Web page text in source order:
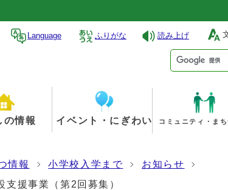
Language ふりがな 読み上げ
の情報 イベント・にぎわい コミュニティ・まち
情報 小学校入学まで
お知らせ
援事業（第2回募集）